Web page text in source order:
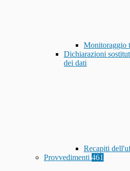
Monitoraggio
Dichiarazioni
dei dati
Recapiti
Provvedimenti 461